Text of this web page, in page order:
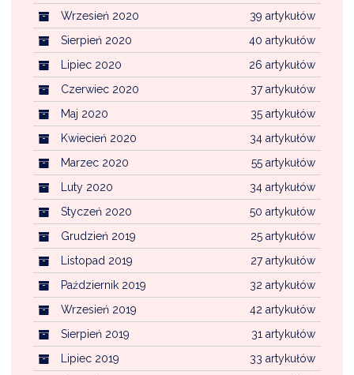
39 artykułów
Wrzesień 2020
40 artykułów
Sierpień 2020
26 artykułów
Lipiec 2020
37 artykułów
Czerwiec 2020
35 artykułów
Maj 2020
34 artykułów
Kwiecień 2020
55 artykułów
Marzec 2020
34 artykułów
Luty 2020
50 artykułów
Styczeń 2020
25 artykułów
Grudzień 2019
27 artykułów
Listopad 2019
32 artykułów
Październik 2019
42 artykułów
Wrzesień 2019
31 artykułów
Sierpień 2019
33 artykułów
Lipiec 2019